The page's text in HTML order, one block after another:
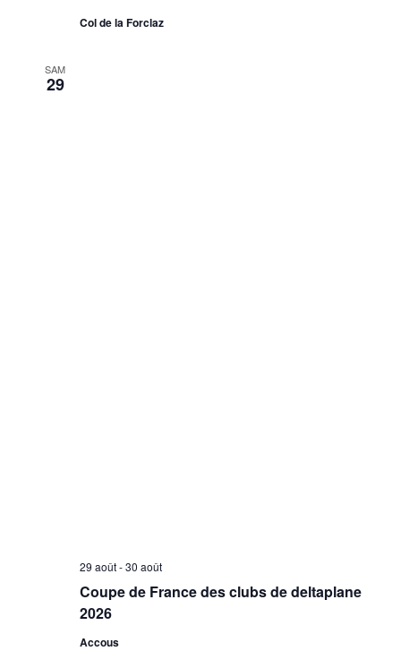
Col de la Forclaz
SAM
29
Coupe de France des clubs de deltaplane
2026
29 août-30 août
Accous